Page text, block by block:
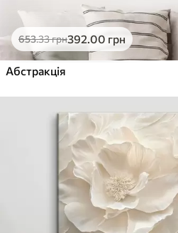
Еко-Преміум
.00грн
✓Яскраві, насичені кольори
Поверхня з текстурою полотна
Екологічний матеріал
653.33грн392.00 грн
Абстракція